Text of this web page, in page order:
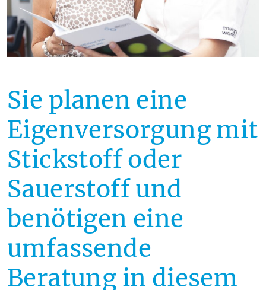
Sie planen eine
Eigenversorgung mit
Stickstoff oder
Sauerstoff und
benötigen eine
umfassende
Beratung in diesem